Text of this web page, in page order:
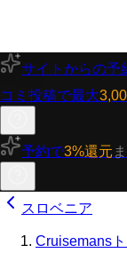
サイトからの予
コミ投稿で最大
予約で3%還元
スロベニア
Cruisemans